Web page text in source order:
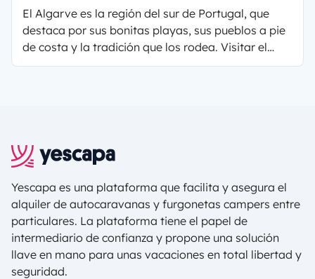
El Algarve es la región del sur de Portugal, que
destaca por sus bonitas playas, sus pueblos a pie
de costa y la tradición que los rodea. Visitar el
Algarve en autocaravana es una fantástica opción
sin ningún problema.
Yescapa es una plataforma que facilita y asegura el
alquiler de autocaravanas y furgonetas campers entre
particulares. La plataforma tiene el papel de
intermediario de confianza y propone una solución
llave en mano para unas vacaciones en total libertad y
seguridad.